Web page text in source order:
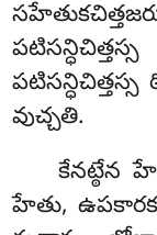
వుచ్చతి.
కేనట్ఠేన
హేతు,